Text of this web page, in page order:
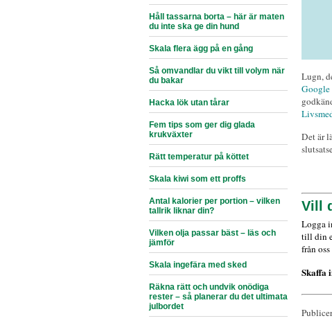
Håll tassarna borta – här är maten
du inte ska ge din hund
Skala flera ägg på en gång
Så omvandlar du vikt till volym när
du bakar
Hacka lök utan tårar
Fem tips som ger dig glada
krukväxter
Rätt temperatur på köttet
Skala kiwi som ett proffs
Antal kalorier per portion – vilken
tallrik liknar din?
Vilken olja passar bäst – läs och
jämför
Skala ingefära med sked
Räkna rätt och undvik onödiga
rester – så planerar du det ultimata
julbordet
Lugn,
Google
Det är
Vill
Logga
till din
från
Skaffa